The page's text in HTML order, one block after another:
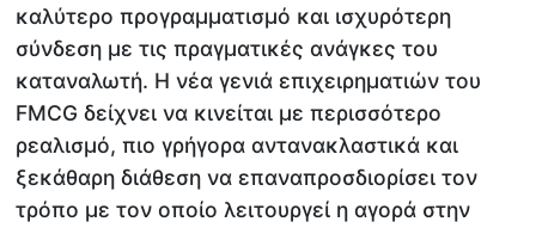
καλύτερο προγραμματισμό και ισχυρότερη
σύνδεση με τις πραγματικές ανάγκες του
καταναλωτή. Η νέα γενιά επιχειρηματιών του
FMCG δείχνει να κινείται με περισσότερο
ρεαλισμό, πιο γρήγορα αντανακλαστικά και
ξεκάθαρη διάθεση να επαναπροσδιορίσει τον
τρόπο με τον οποίο λειτουργεί η αγορά στην